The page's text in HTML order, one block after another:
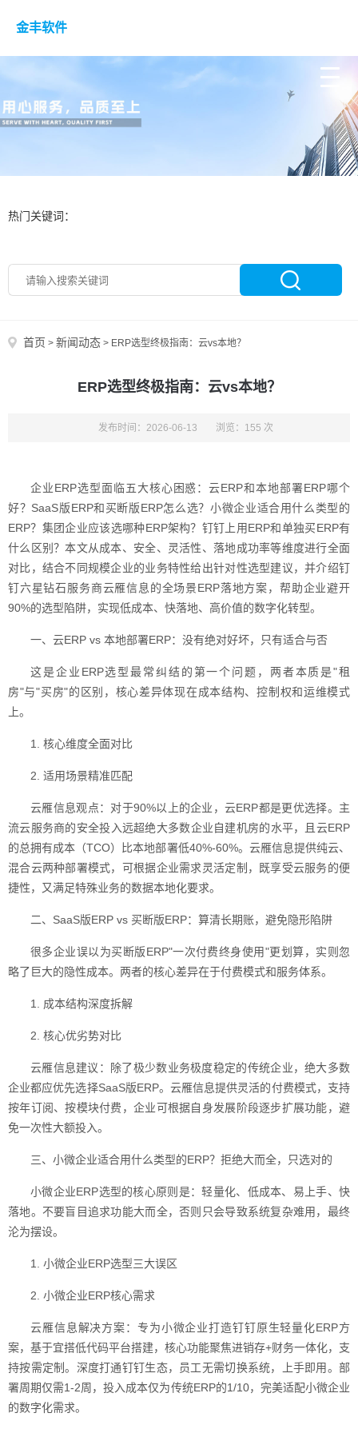
金丰软件
热门关键词：
首页 > 新闻动态 > ERP选型终极指南：云vs本地？
ERP选型终极指南：云vs本地？
发布时间：2026-06-13 浏览：155 次
企业ERP选型面临五大核心困惑：云ERP和本地部署ERP哪个
好？SaaS版ERP和买断版ERP怎么选？小微企业适合用什么类型的
ERP？集团企业应该选哪种ERP架构？钉钉上用ERP和单独买ERP有
什么区别？本文从成本、安全、灵活性、落地成功率等维度进行全面
对比，结合不同规模企业的业务特性给出针对性选型建议，并介绍钉
钉六星钻石服务商云雁信息的全场景ERP落地方案，帮助企业避开
90%的选型陷阱，实现低成本、快落地、高价值的数字化转型。
一、云ERP vs 本地部署ERP：没有绝对好坏，只有适合与否
这是企业ERP选型最常纠结的第一个问题，两者本质是"租
房"与"买房"的区别，核心差异体现在成本结构、控制权和运维模式
上。
1. 核心维度全面对比
2. 适用场景精准匹配
云雁信息观点：对于90%以上的企业，云ERP都是更优选择。主
流云服务商的安全投入远超绝大多数企业自建机房的水平，且云ERP
的总拥有成本（TCO）比本地部署低40%-60%。云雁信息提供纯云、
混合云两种部署模式，可根据企业需求灵活定制，既享受云服务的便
捷性，又满足特殊业务的数据本地化要求。
二、SaaS版ERP vs 买断版ERP：算清长期账，避免隐形陷阱
很多企业误以为买断版ERP"一次付费终身使用"更划算，实则忽
略了巨大的隐性成本。两者的核心差异在于付费模式和服务体系。
1. 成本结构深度拆解
2. 核心优劣势对比
云雁信息建议：除了极少数业务极度稳定的传统企业，绝大多数
企业都应优先选择SaaS版ERP。云雁信息提供灵活的付费模式，支持
按年订阅、按模块付费，企业可根据自身发展阶段逐步扩展功能，避
免一次性大额投入。
三、小微企业适合用什么类型的ERP？拒绝大而全，只选对的
小微企业ERP选型的核心原则是：轻量化、低成本、易上手、快
落地。不要盲目追求功能大而全，否则只会导致系统复杂难用，最终
沦为摆设。
1. 小微企业ERP选型三大误区
2. 小微企业ERP核心需求
云雁信息解决方案：专为小微企业打造钉钉原生轻量化ERP方
案，基于宜搭低代码平台搭建，核心功能聚焦进销存+财务一体化，支
持按需定制。深度打通钉钉生态，员工无需切换系统，上手即用。部
署周期仅需1-2周，投入成本仅为传统ERP的1/10，完美适配小微企业
的数字化需求。